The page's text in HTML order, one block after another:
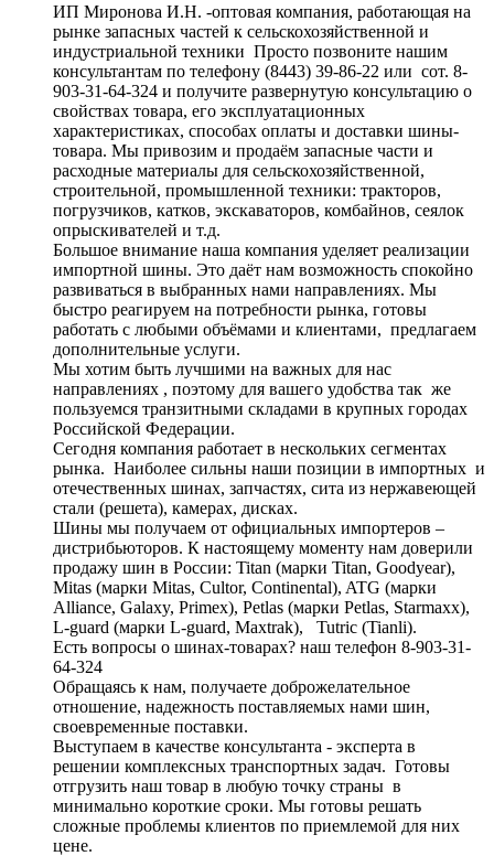
ИП Миронова И.Н. -оптовая компания, работающая на
рынке запасных частей к сельскохозяйственной и
индустриальной техники Просто позвоните нашим
консультантам по телефону (8443) 39-86-22 или сот. 8-
903-31-64-324 и получите развернутую консультацию о
свойствах товара, его эксплуатационных
характеристиках, способах оплаты и доставки шины-
товара. Мы привозим и продаём запасные части и
расходные материалы для сельскохозяйственной,
строительной, промышленной техники: тракторов,
погрузчиков, катков, экскаваторов, комбайнов, сеялок
опрыскивателей и т.д.
Большое внимание наша компания уделяет реализации
импортной шины. Это даёт нам возможность спокойно
развиваться в выбранных нами направлениях. Мы
быстро реагируем на потребности рынка, готовы
работать с любыми объёмами и клиентами, предлагаем
дополнительные услуги.
Мы хотим быть лучшими на важных для нас
направлениях , поэтому для вашего удобства так же
пользуемся транзитными складами в крупных городах
Российской Федерации.
Сегодня компания работает в нескольких сегментах
рынка. Наиболее сильны наши позиции в импортных и
отечественных шинах, запчастях, сита из нержавеющей
стали (решета), камерах, дисках.
Шины мы получаем от официальных импортеров –
дистрибьюторов. К настоящему моменту нам доверили
продажу шин в России: Titan (марки Titan, Goodyear),
Mitas (марки Mitas, Cultor, Continental), ATG (марки
Alliance, Galaxy, Primex), Petlas (марки Petlas, Starmaxx),
L-guard (марки L-guard, Maxtrak), Tutric (Tianli).
Есть вопросы о шинах-товарах? наш телефон 8-903-31-
64-324
Обращаясь к нам, получаете доброжелательное
отношение, надежность поставляемых нами шин,
своевременные поставки.
Выступаем в качестве консультанта - эксперта в
решении комплексных транспортных задач. Готовы
отгрузить наш товар в любую точку страны в
минимально короткие сроки. Мы готовы решать
сложные проблемы клиентов по приемлемой для них
цене.